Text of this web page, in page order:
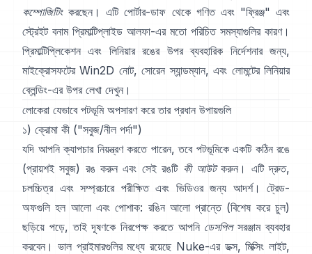
কম্পোজিটিংকরছেন। এটিপোর্টার-ডাফ থেকে গণিত এবং "ফ্রিঞ্জ" এবং
স্ট্রেইট বনাম প্রিমাল্টিপ্লাইড আলফা-এর মতো পরিচিত সমস্যাগুলির কারণ।
প্রিমাল্টিপ্লিকেশন এবং লিনিয়ার রঙের উপর ব্যবহারিক নির্দেশনার জন্য,
মাইক্রোসফটের Win2D নোট, সোরেন স্যান্ডম্যান, এবং লোমন্টের লিনিয়ার
ব্লেন্ডিং-এর উপর লেখা দেখুন।
লোকেরা যেভাবে পটভূমি অপসারণ করে তার প্রধান উপায়গুলি
১) ক্রোমা কী ("সবুজ/নীল পর্দা")
যদি আপনি ক্যাপচার নিয়ন্ত্রণ করতে পারেন, তবে পটভূমিকে একটি কঠিন রঙে
(প্রায়শই সবুজ) রঙ করুন এবং সেই রঙটি কী আউটকরুন। এটি দ্রুত,
চলচ্চিত্র এবং সম্প্রচারে পরীক্ষিত এবং ভিডিওর জন্য আদর্শ। ট্রেড-
অফগুলি হল আলো এবং পোশাক: রঙিন আলো প্রান্তে (বিশেষ করে চুল)
ছড়িয়ে পড়ে, তাই দূষণকে নিরপেক্ষ করতে আপনি ডেসপিলসরঞ্জাম ব্যবহার
করবেন। ভাল প্রাইমারগুলির মধ্যে রয়েছে Nuke-এর ডক্স, মিক্সিং লাইট,